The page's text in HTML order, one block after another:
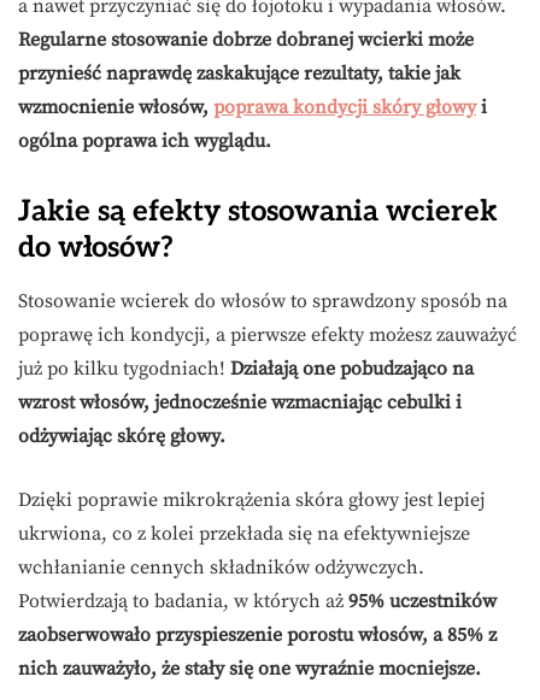
a nawet przyczyniać się do łojotoku i wypadania włosów.
Regularne stosowanie dobrze dobranej wcierki może
przynieść naprawdę zaskakujące rezultaty, takie jak
wzmocnienie włosów, poprawa kondycji skóry głowyi
ogólna poprawa ich wyglądu.
Jakie są efekty stosowania wcierek
do włosów?
Stosowanie wcierek do włosów to sprawdzony sposób na
poprawę ich kondycji, a pierwsze efekty możesz zauważyć
już po kilku tygodniach! Działają one pobudzająco na
wzrost włosów, jednocześnie wzmacniając cebulki i
odżywiając skórę głowy.
Dzięki poprawie mikrokrążenia skóra głowy jest lepiej
ukrwiona, co z kolei przekłada się na efektywniejsze
wchłanianie cennych składników odżywczych.
Potwierdzają to badania, w których aż 95% uczestników
zaobserwowało przyspieszenie porostu włosów, a 85% z
nich zauważyło, że stały się one wyraźnie mocniejsze.